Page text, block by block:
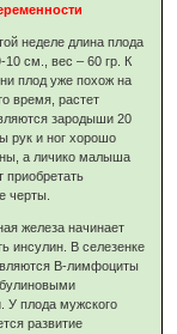
неделе длина плода
10 см., вес – 60 гр. К
плод уже похож на
время, растет
зародыши 20
рук и ног хорошо
а личико малыша
приобретать
черты.
железа начинает
инсулин. В селезенке
В-лимфоциты
У плода мужского
развитие